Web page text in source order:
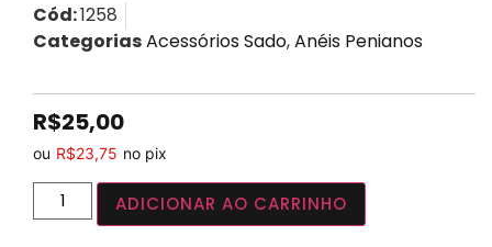
Cód:1258
CategoriasAcessórios Sado,Anéis Penianos
R$25,00
ou R$23,75 no pix
ADICIONAR AO CARRINHO